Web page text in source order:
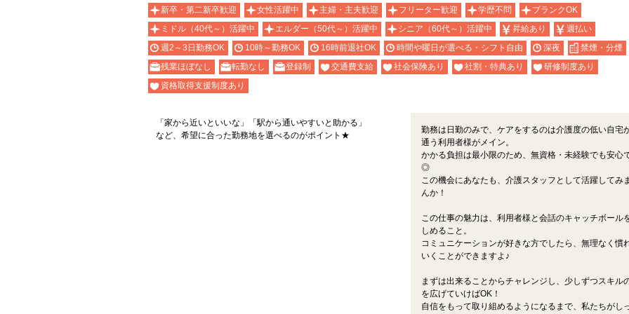
新卒・第二新卒歓迎 女性活躍中 主婦・主夫歓迎 フリーター歓迎 学歴不問
ブランクOK
ミドル（40代～）活躍中
エルダー（50代～）活躍中 シニア（60代～）活躍中 昇給あり
週払い
週2～3日勤務OK
10時～勤務OK 16時前退社OK 時間や曜日が選べる・シフト自由 深夜
禁煙・分煙
残業ほぼなし
転勤なし 登録制 交通費支給 社会保険あり 社割・特典あり
研修制度あり
資格取得支援制度あり
「家から近いといいな」「駅から通いやすいと助かる」
など、希望に合った勤務地を選べるのがポイント★
勤務は日勤のみで、ケアをするのは介護度の低い自宅
通う利用者様がメイン。
かかる負担は最小限のため、無資格・未経験でも安心
◎
この機会にあなたも、介護スタッフとして活躍してみ
んか！
この仕事の魅力は、利用者様と会話のキャッチボール
しめること。
コミュニケーションが好きな方でしたら、無理なく慣
いくことができますよ♪
まずは出来ることからチャレンジし、少しずつスキル
を広げていけばOK！
自信をもって取り組めるようになるまで、私たちがし